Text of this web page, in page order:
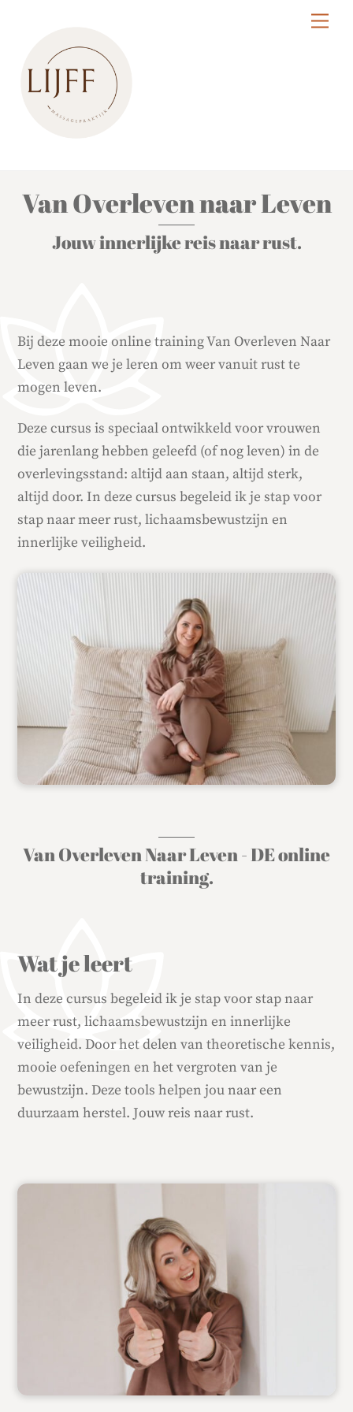
Van Overleven naar Leven
Jouw innerlijke reis naar rust.
Bij deze mooie online training Van Overleven Naar
Leven gaan we je leren om weer vanuit rust te
mogen leven.
Deze cursus is speciaal ontwikkeld voor vrouwen
die jarenlang hebben geleefd (of nog leven) in de
overlevingsstand: altijd aan staan, altijd sterk,
altijd door. In deze cursus begeleid ik je stap voor
stap naar meer rust, lichaamsbewustzijn en
innerlijke veiligheid.
Van Overleven Naar Leven - DE online
training.
Wat je leert
In deze cursus begeleid ik je stap voor stap naar
meer rust, lichaamsbewustzijn en innerlijke
veiligheid. Door het delen van theoretische kennis,
mooie oefeningen en het vergroten van je
bewustzijn. Deze tools helpen jou naar een
duurzaam herstel. Jouw reis naar rust.